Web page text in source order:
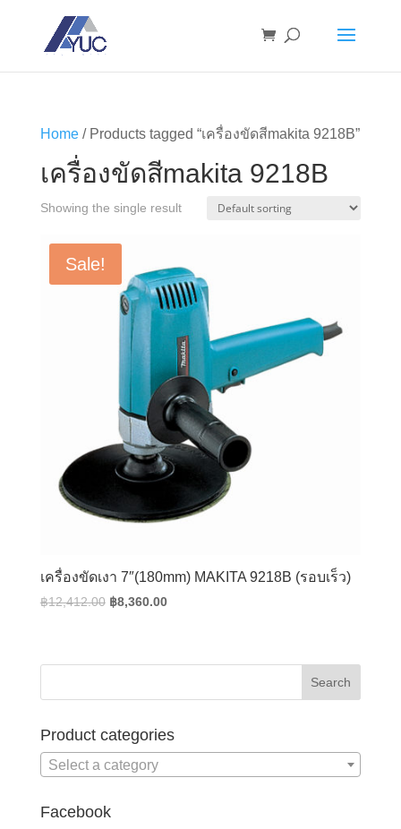
Home/ Products tagged “เครื่องขัดสีmakita 9218B”
เครื่องขัดสีmakita 9218B
Showing the single result
Sale!
เครื่องขัดเงา 7″(180mm) MAKITA 9218B (รอบเร็ว)
฿12,412.00 Original
฿12,412.00.
฿8,360.00Current
฿8,360.00.
Product categories
Select a category
Facebook